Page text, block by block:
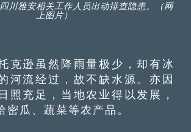
川雅安相关工作人员出动排查隐患。（网
上图片）
逊虽然降雨量极少，却有冰
河流经过，故不缺水源。亦因
照充足，当地农业得以发展，
密瓜、蔬菜等农产品。